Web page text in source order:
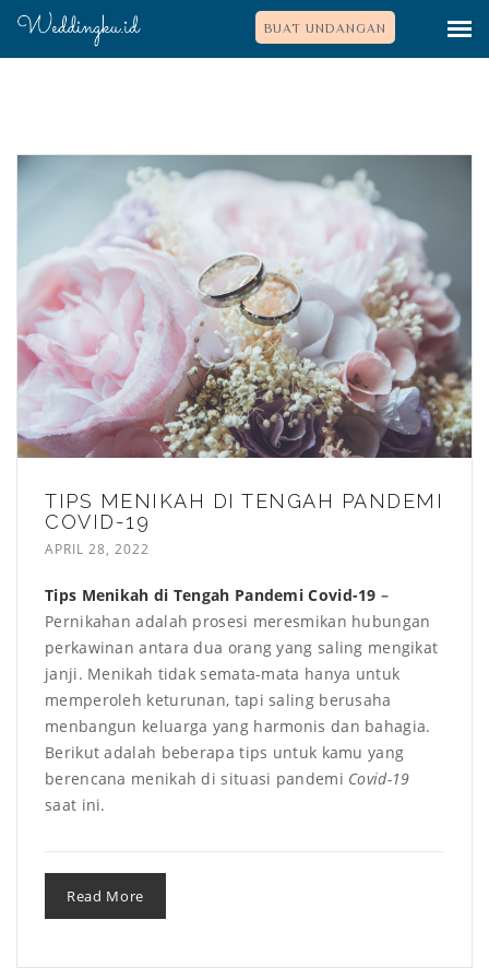
BUAT UNDANGAN
TIPS MENIKAH DI TENGAH PANDEMI
COVID-19
APRIL 28, 2022
Tips Menikah di Tengah Pandemi Covid-19 –
Pernikahan adalah prosesi meresmikan hubungan
perkawinan antara dua orang yang saling mengikat
janji. Menikah tidak semata-mata hanya untuk
memperoleh keturunan, tapi saling berusaha
menbangun keluarga yang harmonis dan bahagia.
Berikut adalah beberapa tips untuk kamu yang
berencana menikah di situasi pandemi Covid-19
saat ini.
Read More